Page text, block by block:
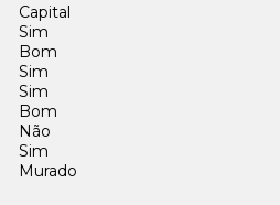
Capital
Sim
Bom
Sim
Sim
Bom
Não
Sim
Murado